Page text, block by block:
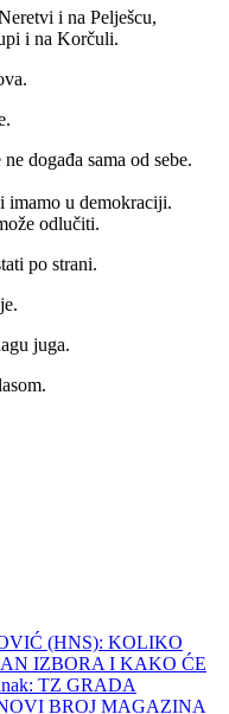
i na Pelješcu,
i na Korčuli.
događa sama od sebe.
imamo u demokraciji.
odlučiti.
po strani.
juga.
(HNS): KOLIKO
IZBORA I KAKO ĆE
TZ GRADA
BROJ MAGAZINA